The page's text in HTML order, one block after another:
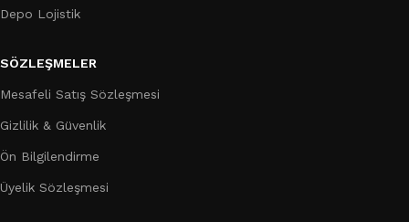
Depo Lojistik
SÖZLEŞMELER
Mesafeli Satış Sözleşmesi
Gizlilik & Güvenlik
Ön Bilgilendirme
Üyelik Sözleşmesi